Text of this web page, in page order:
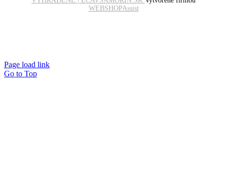
WEBSHOPAssist
Page load link
Go to Top